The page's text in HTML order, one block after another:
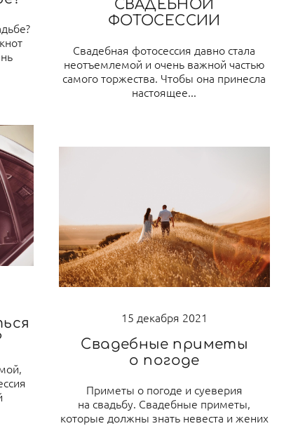
СВАДЕБНОЙ
ФОТОСЕССИИ
Свадебная фотосессия давно стала
неотъемлемой и очень важной частью
самого торжества. Чтобы она принесла
настоящее...
15 декабря 2021
Свадебные приметы
о погоде
Приметы о погоде и суеверия
на свадьбу. Свадебные приметы,
которые должны знать невеста и жених